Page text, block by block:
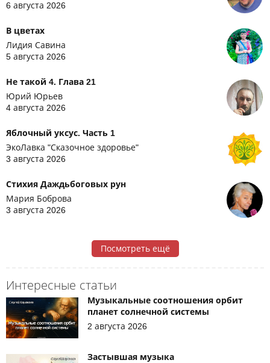
6 августа 2026
В цветах
Лидия Савина
5 августа 2026
Не такой 4. Глава 21
Юрий Юрьев
4 августа 2026
Яблочный уксус. Часть 1
ЭкоЛавка "Сказочное здоровье"
3 августа 2026
Стихия Даждьбоговых рун
Мария Боброва
3 августа 2026
Посмотреть ещё
Интересные статьи
Музыкальные соотношения орбит
планет солнечной системы
2 августа 2026
Застывшая музыка